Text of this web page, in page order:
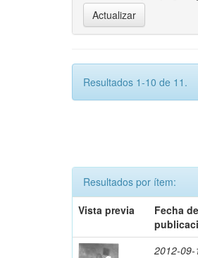
Resultados 1-10 de 11.
Resultados por ítem:
Vista previa
Fecha de
2012-09-